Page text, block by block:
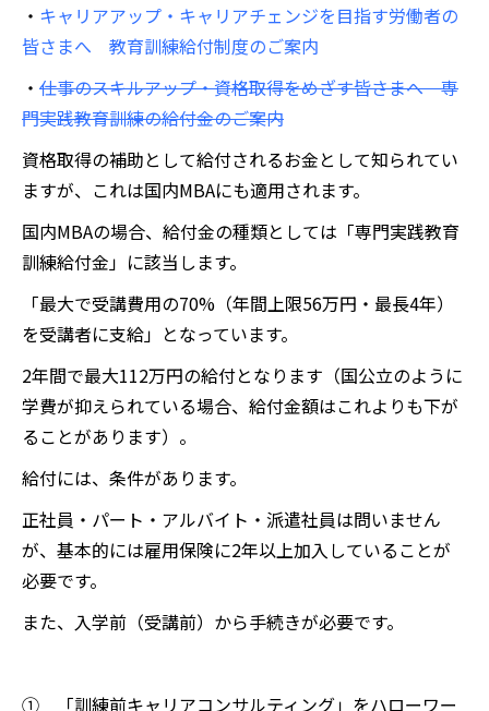
・ キャリアアップ・キャリアチェンジを目指す労働者の
皆さまへ 教育訓練給付制度のご案内
・ 仕事のスキルアップ・資格取得をめざす皆さまへ 専
門実践教育訓練の給付金のご案内
資格取得の補助として給付されるお金として知られてい
ますが、これは国内MBAにも適用されます。
国内MBAの場合、給付金の種類としては「専門実践教育
訓練給付金」に該当します。
「最大で受講費用の70%（年間上限56万円・最長4年）
を受講者に支給」となっています。
2年間で最大112万円の給付となります（国公立のように
学費が抑えられている場合、給付金額はこれよりも下が
ることがあります）。
給付には、条件があります。
正社員・パート・アルバイト・派遣社員は問いません
が、基本的には雇用保険に2年以上加入していることが
必要です。
また、入学前（受講前）から手続きが必要です。
① 「訓練前キャリアコンサルティング」をハローワー